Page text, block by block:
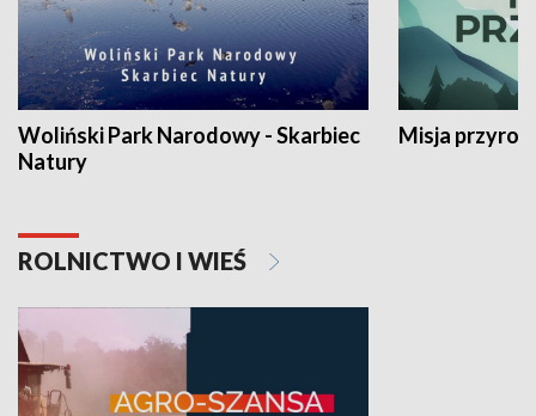
Woliński Park Narodowy - Skarbiec
Natury
Misja
ROLNICTWO I WIEŚ